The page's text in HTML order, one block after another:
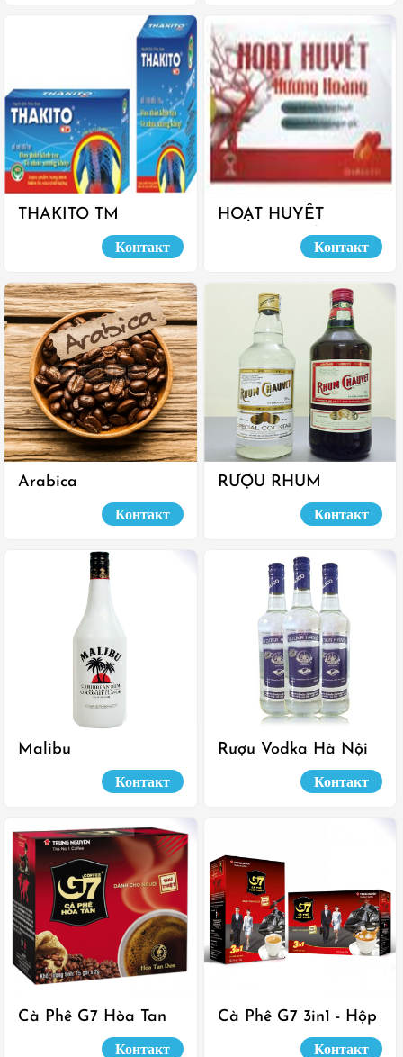
THAKITO TM
Контакт
HOẠT HUYẾT
HƯƠNG HOÀNG
Контакт
Arabica
Контакт
RƯỢU RHUM
Контакт
Malibu
Контакт
Rượu Vodka Hà Nội
Контакт
Cà Phê G7 Hòa Tan
Контакт
Cà Phê G7 3in1 - Hộp
18 Sticks 16gr
Контакт